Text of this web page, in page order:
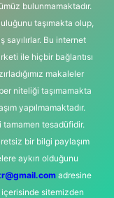
bulunmamaktadır.
taşımakta olup,
Bu internet
ile hiçbir bağlantısı
makaleler
niteliği taşımamakta
yapılmamaktadır.
tesadüfidir.
bir bilgi paylaşım
aykırı olduğunu
adresine
sitemizden